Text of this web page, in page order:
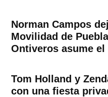
Norman Campos
Movilidad de
Ontiveros asume el
Tom Holland y
con una fiesta